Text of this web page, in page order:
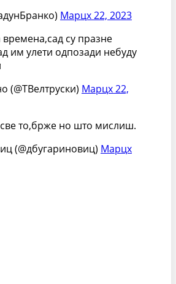
Марцх 22, 2023
су празне
им улети одпозади небуду
Марцх 22,
то,брже но што мислиш.
(@дбугариновиц) Марцх